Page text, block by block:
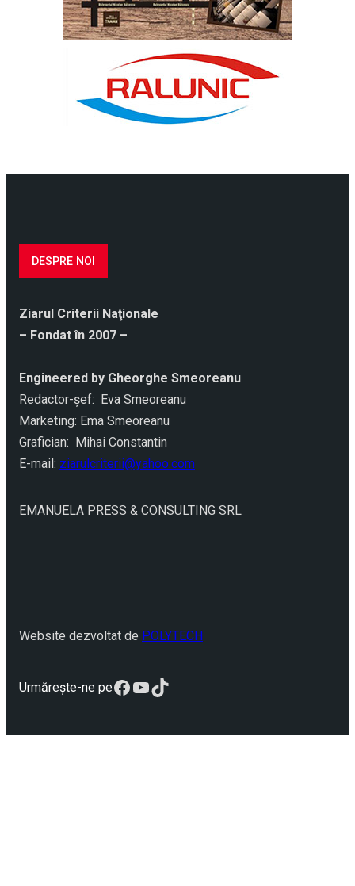
DESPRE NOI
Ziarul Criterii Naţionale
– Fondat în 2007 –
Engineered by Gheorghe Smeoreanu
Redactor-şef: Eva Smeoreanu
Marketing: Ema Smeoreanu
Grafician: Mihai Constantin
E-mail: ziarulcriterii@yahoo.com
EMANUELA PRESS & CONSULTING SRL
Website dezvoltat de POLYTECH
Urmărește-ne peFacebook
YouTube
TikTok